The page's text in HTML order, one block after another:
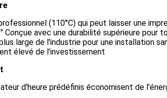
(110°C) qui peut laisser une
Conçue avec une durabilité supérieure
large de l'industrie pour une installation
élevé de l'investissement
d'heure prédéfinis économisent de